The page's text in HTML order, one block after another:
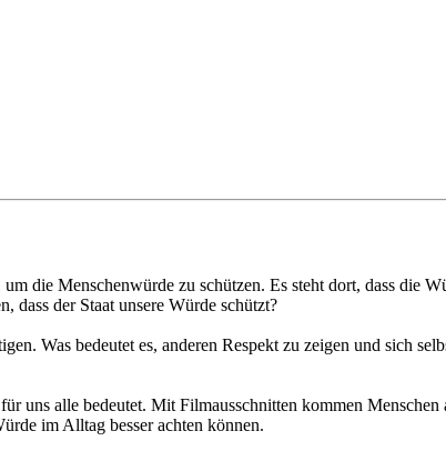
die Menschenwürde zu schützen. Es steht dort, dass die
dass der Staat unsere Würde schützt?
Was bedeutet es, anderen Respekt zu zeigen und sich
uns alle bedeutet. Mit Filmausschnitten kommen
im Alltag besser achten können.